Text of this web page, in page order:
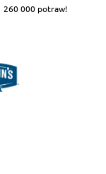
260 000 potraw!